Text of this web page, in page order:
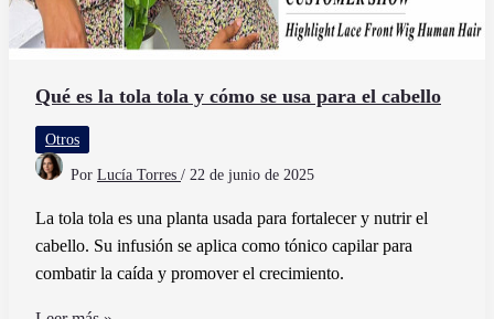
Qué es la tola tola y cómo se usa para el cabello
Otros
Por Lucía Torres / 22 de junio de 2025
La tola tola es una planta usada para fortalecer y nutrir el
cabello. Su infusión se aplica como tónico capilar para
combatir la caída y promover el crecimiento.